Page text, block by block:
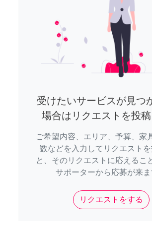
受けたいサービスが見つ
場合はリクエストを投稿
ご希望内容、エリア、予算、家
数などを入力してリクエスト
と、そのリクエストに応えるこ
サポーターから応募が来ま
リクエストをする